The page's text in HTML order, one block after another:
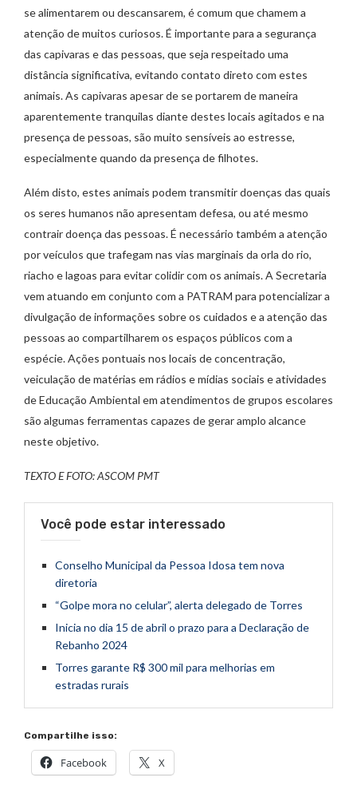
se alimentarem ou descansarem, é comum que chamem a
atenção de muitos curiosos. É importante para a segurança
das capivaras e das pessoas, que seja respeitado uma
distância significativa, evitando contato direto com estes
animais. As capivaras apesar de se portarem de maneira
aparentemente tranquilas diante destes locais agitados e na
presença de pessoas, são muito sensíveis ao estresse,
especialmente quando da presença de filhotes.
Além disto, estes animais podem transmitir doenças das quais
os seres humanos não apresentam defesa, ou até mesmo
contrair doença das pessoas. É necessário também a atenção
por veículos que trafegam nas vias marginais da orla do rio,
riacho e lagoas para evitar colidir com os animais. A Secretaria
vem atuando em conjunto com a PATRAM para potencializar a
divulgação de informações sobre os cuidados e a atenção das
pessoas ao compartilharem os espaços públicos com a
espécie. Ações pontuais nos locais de concentração,
veiculação de matérias em rádios e mídias sociais e atividades
de Educação Ambiental em atendimentos de grupos escolares
são algumas ferramentas capazes de gerar amplo alcance
neste objetivo.
TEXTO E FOTO: ASCOM PMT
Você pode estar interessado
Conselho Municipal da Pessoa Idosa tem nova
diretoria
“Golpe mora no celular”, alerta delegado de Torres
Inicia no dia 15 de abril o prazo para a Declaração de
Rebanho 2024
Torres garante R$ 300 mil para melhorias em
estradas rurais
Compartilhe isso:
Facebook X